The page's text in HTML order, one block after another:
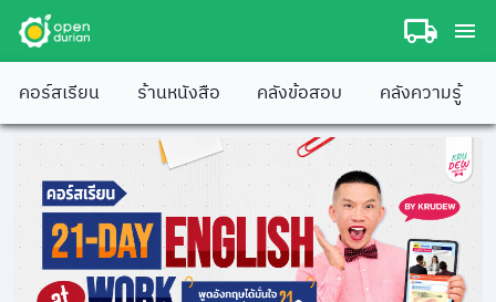
คอร์สเรียน ร้านหนังสือ คลังข้อสอบ คลังความรู้